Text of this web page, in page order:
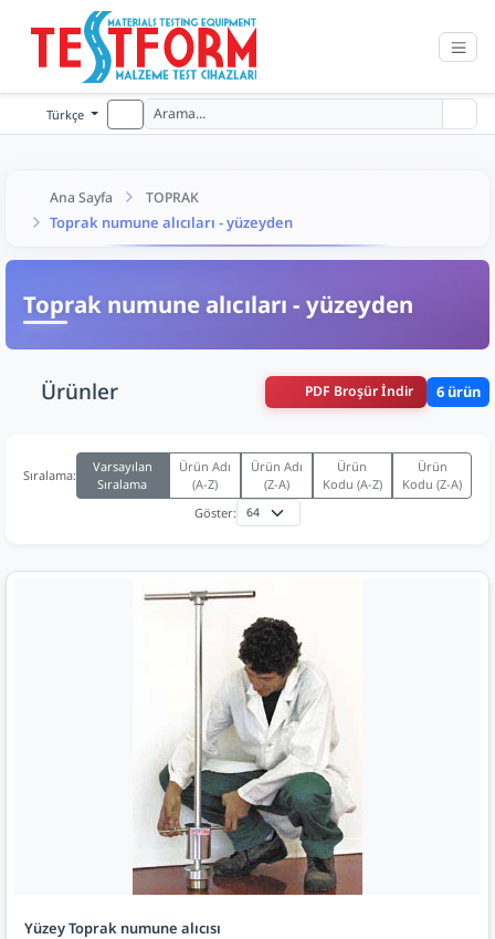
Türkçe
Ana Sayfa TOPRAK
Toprak numune alıcıları - yüzeyden
Toprak numune alıcıları - yüzeyden
Ürünler PDF Broşür İndir 6 ürün
Sıralama:
Varsayılan
Sıralama
Ürün Adı
(A-Z)
Ürün Adı
(Z-A)
Ürün
Kodu (A-Z)
Ürün
Kodu (Z-A)
Göster:
Yüzey Toprak numune alıcısı